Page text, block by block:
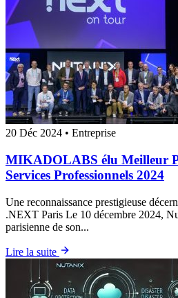
20 Déc 2024 • Entreprise
MIKADOLABS élu Meilleur
Services Professionnels 2024
Une reconnaissance prestigieuse
.NEXT Paris Le 10 décembre 2024,
parisienne de son...
Lire la suite